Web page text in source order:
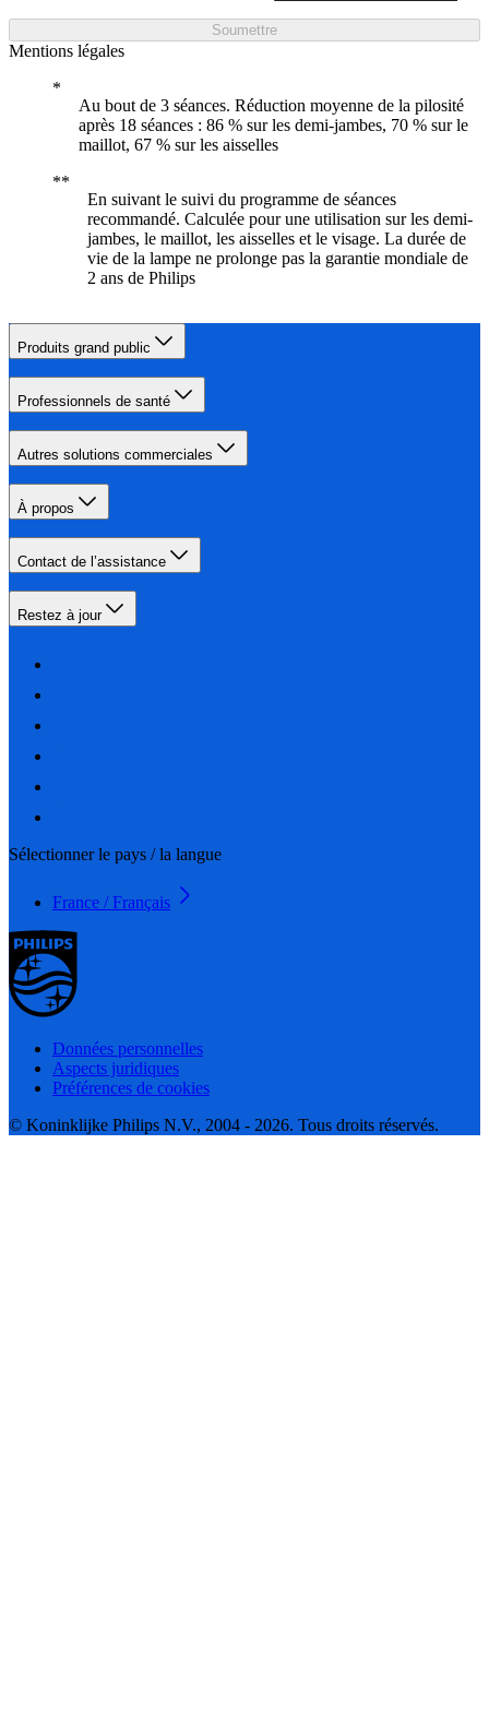
Soumettre
Mentions légales
Au bout de 3 séances. Réduction moyenne de la pilosité
après 18 séances : 86 % sur les demi-jambes, 70 % sur le
maillot, 67 % sur les aisselles
En suivant le suivi du programme de séances
recommandé. Calculée pour une utilisation sur les demi-
jambes, le maillot, les aisselles et le visage. La durée de
vie de la lampe ne prolonge pas la garantie mondiale de
2 ans de Philips
Produits grand public
Professionnels de santé
Autres solutions commerciales
À propos
Contact de l’assistance
Restez à jour
Sélectionner le pays / la langue
France / Français
Données personnelles
Aspects juridiques
Préférences de cookies
© Koninklijke Philips N.V., 2004 - 2026. Tous droits réservés.